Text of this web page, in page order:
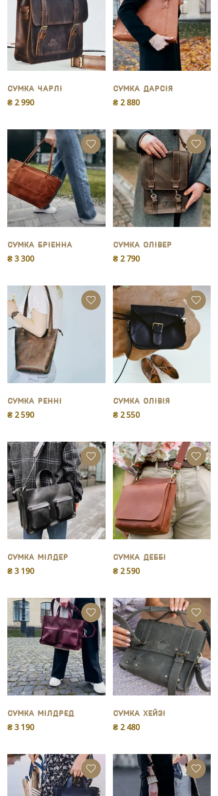
Сумка Чарлі
₴ 2 990
Сумка Дарсія
₴ 2 880
Сумка Бріенна
₴ 3 300
Сумка Олівер
₴ 2 790
Сумка Ренні
₴ 2 590
Сумка Олiвiя
₴ 2 550
Сумка Мiлдер
₴ 3 190
Сумка Деббі
₴ 2 590
Сумка Мілдред
₴ 3 190
Сумка Хейзі
₴ 2 480